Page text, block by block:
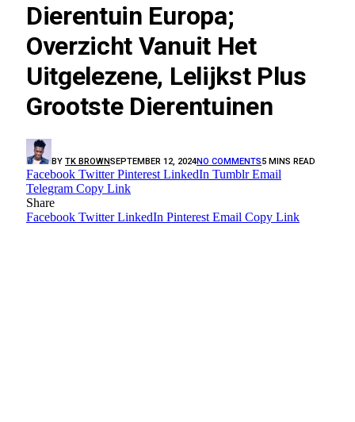
Dierentuin Europa;
Overzicht Vanuit Het
Uitgelezene, Lelijkst Plus
Grootste Dierentuinen
BY TK BROWNSEPTEMBER 12, 2024NO COMMENTS5 MINS READ
Facebook Twitter Pinterest LinkedIn Tumblr Email
Telegram Copy Link
Share
Facebook Twitter LinkedIn Pinterest Email Copy Link